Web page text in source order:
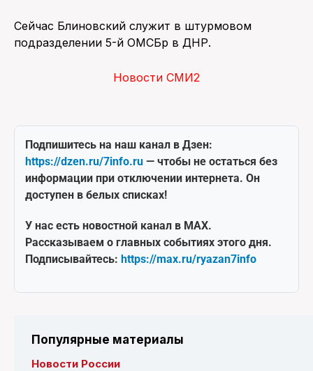
Сейчас Блиновский служит в штурмовом
подразделении 5-й ОМСБр в ДНР.
Новости СМИ2
Подпишитесь на наш канал в Дзен:
https://dzen.ru/7info.ru — чтобы не остаться без
информации при отключении интернета. Он
доступен в белых списках!
У нас есть новостной канал в MAX.
Рассказываем о главных событиях этого дня.
Подписывайтесь: https://max.ru/ryazan7info
Популярные материалы
Новости России